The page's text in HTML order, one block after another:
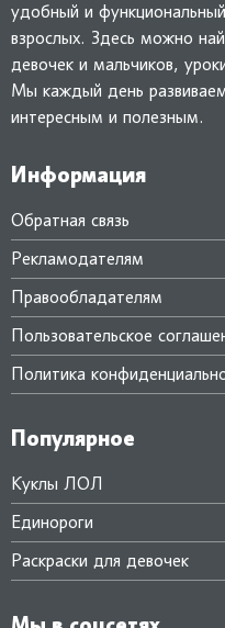
удобный и
взрослых. Здесь можно
девочек и мальчиков,
Мы каждый день
интересным и полезным.
Информация
Обратная связь
Рекламодателям
Правообладателям
Пользовательское
Политика
Популярное
Куклы ЛОЛ
Единороги
Раскраски для девочек